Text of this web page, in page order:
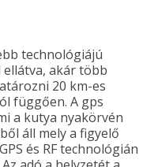
technológiájú
ellátva, akár több
20 km-es
függően. A gps
a kutya nyakörvén
áll mely a figyelő
és RF technológián